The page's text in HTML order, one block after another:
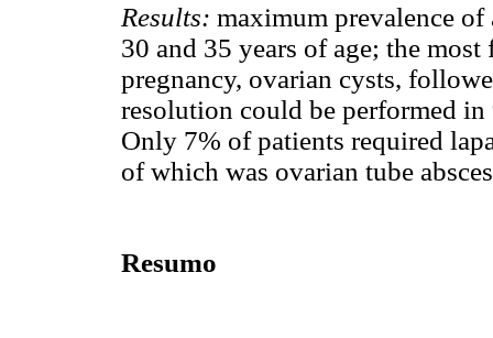
Results: maximum prevalence of
30 and 35 years of age; the
pregnancy, ovarian cysts,
resolution could be performed
Only 7% of patients required
of which was ovarian tube
Resumo